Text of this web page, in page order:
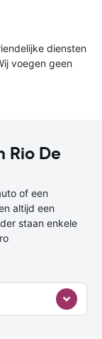
diensten
voegen geen
Rio De
of een
altijd een
staan enkele